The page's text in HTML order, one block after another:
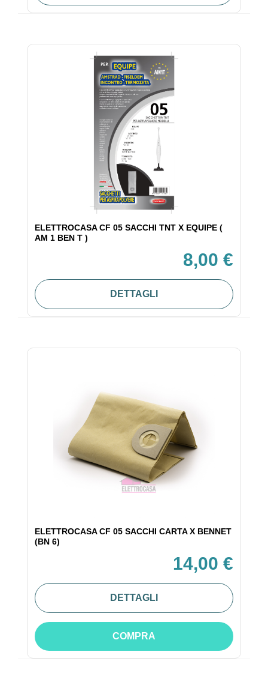
ELETTROCASA CF 05 SACCHI TNT X EQUIPE (
AM 1 BEN T )
8,00 €
DETTAGLI
ELETTROCASA CF 05 SACCHI CARTA X BENNET
(BN 6)
14,00 €
DETTAGLI
COMPRA